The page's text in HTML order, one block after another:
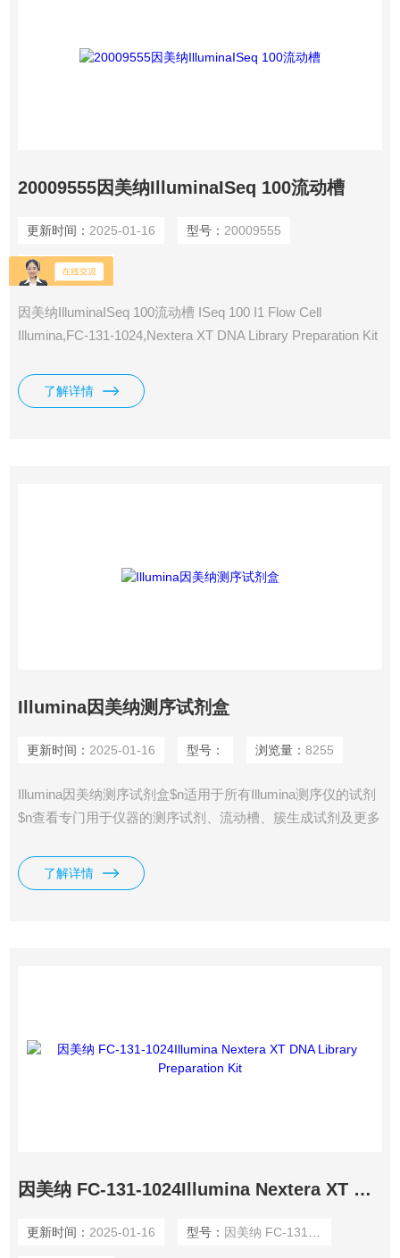
20009555因美纳IlluminaISeq 100流动槽
更新时间： 2025-01-16 型号： 20009555
浏览量：3110
因美纳IlluminaISeq 100流动槽 ISeq 100 I1 Flow Cell
Illumina,FC-131-1024,Nextera XT DNA Library Preparation Kit
了解详情
Illumina因美纳测序试剂盒
更新时间： 2025-01-16 型号： 浏览量： 8255
Illumina因美纳测序试剂盒$n适用于所有Illumina测序仪的试剂
$n查看专门用于仪器的测序试剂、流动槽、簇生成试剂及更多
了解详情
因美纳 FC-131-1024Illumina Nextera XT DNA Library Preparation Kit
更新时间： 2025-01-16 型号： 因美纳 FC-131-1024